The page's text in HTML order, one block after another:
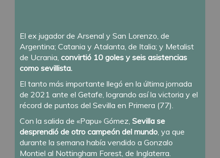
El ex jugador de Arsenal y San Lorenzo, de
Argentina; Catania y Atalanta, de Italia; y Metalist
de Ucrania, convirtió 10 goles y seis asistencias
como sevillista.
El tanto más importante llegó en la última jornada
de 2021 ante el Getafe, logrando así la victoria y el
récord de puntos del Sevilla en Primera (77).
Con la salida de «Papu» Gómez, Sevilla se
desprendió de otro campeón del mundo, ya que
durante la semana había vendido a Gonzalo
Montiel al Nottingham Forest, de Inglaterra.